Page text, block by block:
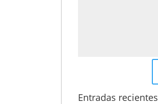
Entradas recientes